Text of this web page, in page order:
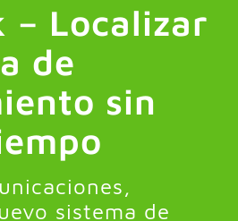
– Localizar
de
sin
sistema de